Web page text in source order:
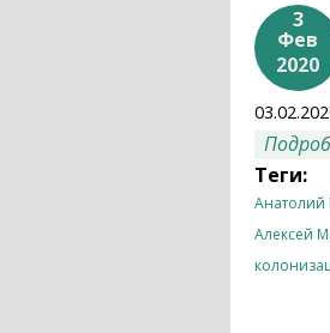
3
Фев
2020
Теги:
Анатолий
Алексей